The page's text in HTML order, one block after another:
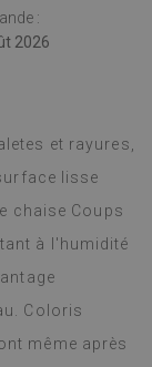
:
2026
et rayures,
lisse
chaise Coups
à l'humidité
Coloris
même après